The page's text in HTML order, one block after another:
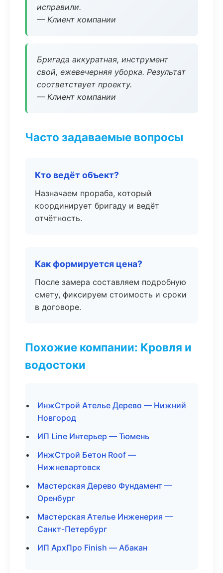
исправили.
— Клиент компании
Бригада аккуратная, инструмент
свой, ежевечерняя уборка. Результат
соответствует проекту.
— Клиент компании
Часто задаваемые вопросы
Кто ведёт объект?
Назначаем прораба, который
координирует бригаду и ведёт
отчётность.
Как формируется цена?
После замера составляем подробную
смету, фиксируем стоимость и сроки
в договоре.
Похожие компании: Кровля и
водостоки
ИнжСтрой Ателье Дерево — Нижний
Новгород
ИП Line Интерьер — Тюмень
ИнжСтрой Бетон Roof —
Нижневартовск
Мастерская Дерево Фундамент —
Оренбург
Мастерская Ателье Инженерия —
Санкт-Петербург
ИП АрхПро Finish — Абакан